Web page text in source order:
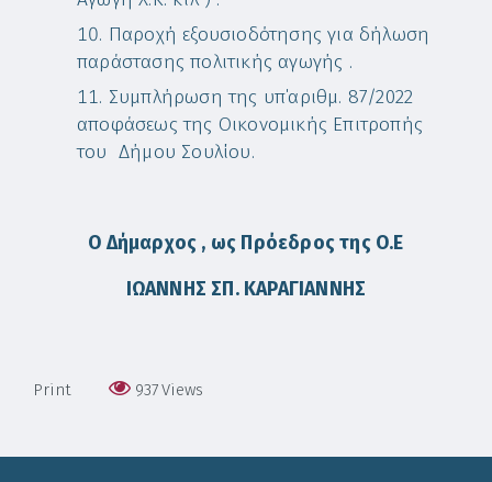
Παροχή εξουσιοδότησης για δήλωση
παράστασης πολιτικής αγωγής .
Συμπλήρωση της υπ΄αριθμ. 87/2022
αποφάσεως της Οικονομικής Επιτροπής
του Δήμου Σουλίου.
Ο Δήμαρχος , ως Πρόεδρος της Ο.Ε
ΙΩΑΝΝΗΣ ΣΠ. ΚΑΡΑΓΙΑΝΝΗΣ
Print 937Views